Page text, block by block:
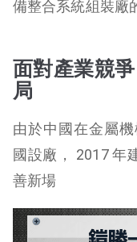
備整合系統組裝廠
面對產業競
局
由於中國在金屬
國設廠， 2017 年
善新場